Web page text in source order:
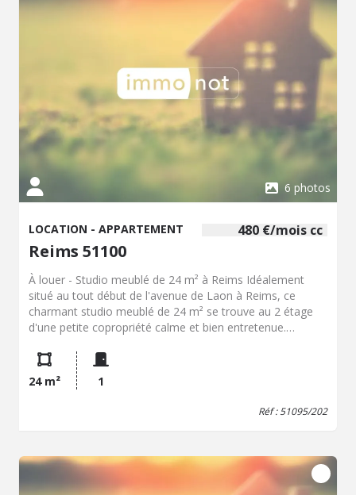
6 photos
480 €/mois cc
LOCATION - APPARTEMENT
Reims 51100
À louer - Studio meublé de 24 m² à Reims Idéalement
situé au tout début de l'avenue de Laon à Reims, ce
charmant studio meublé de 24 m² se trouve au 2 étage
d'une petite copropriété calme et bien entretenue.
fonctionnel, parfait pour un étudiant ou un jeune actif.
Vous apprécierez sa situation privilégiée, à proximité
immédiate des commerces, du tramway, des
établissements d'enseignement et du centre-ville,
idéalement placé pour profiter pleinement de la vie
rémoise.
24 m² 1
Réf : 51095/202